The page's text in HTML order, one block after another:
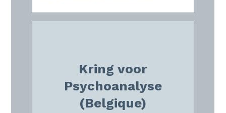
Kring voor
Psychoanalyse
(Belgique)